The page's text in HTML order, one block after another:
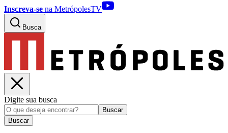
Inscreva-se na MetrópolesTV
Busca
Digite sua busca
Buscar
Buscar